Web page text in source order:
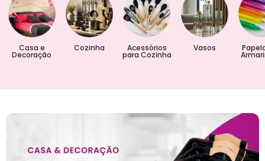
Casa e
Decoração
Cozinha Acessórios
para Cozinha
Vasos